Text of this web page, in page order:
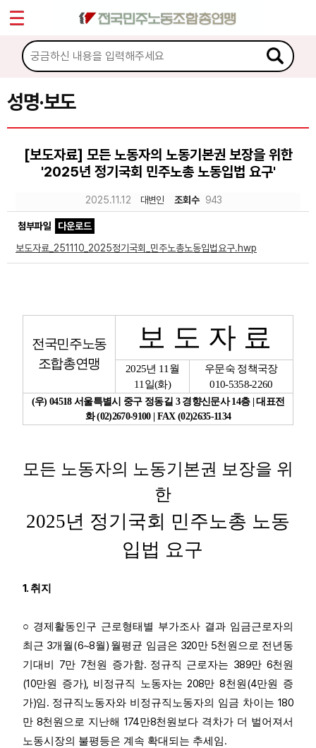
성명·보도
[보도자료] 모든 노동자의 노동기본권 보장을 위한
'2025년 정기국회 민주노총 노동입법 요구'
2025.11.12 대변인 조회수 943
첨부파일
다운로드
보도자료_251110_2025정기국회_민주노총노동입법요구.hwp
전국민주노동
조합총연맹
보 도 자 료
2025년 11 월
11 일(화)
우문숙 정책국장
010-5358-2260
(우) 04518서울특별시 중구 정동길 3 경향신문사14층 |대표전
화(02)2670-9100 | FAX (02)2635-1134
모든 노동자의 노동기본권 보장을 위
한
2025년 정기국회 민주노총 노동
입법 요구
1. 취지
○ 경제활동인구 근로형태별 부가조사 결과 임금근로자의
최근 3개월(6~8월) 월평균 임금은 320만 5천원으로 전년동
기대비 7만 7천원 증가함. 정규직 근로자는 389만 6천원
(10만원 증가), 비정규직 노동자는208만8천원 (4만원 증
가)임. 정규직노동자와 비정규직노동자의 임금 차이는180
만8천원으로 지난해 174만8천원보다 격차가 더 벌어져서
노동시장의 불평등은 계속 확대되는 추세임.
마이페이지
소개
소식
공지사항
성명·보도
노동상담
자료
업무
Sketchbook5, 스케치북5
Sketchbook5, 스케치북5